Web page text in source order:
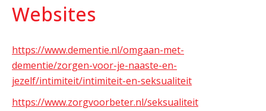
Websites
https://www.dementie.nl/omgaan-met-
dementie/zorgen-voor-je-naaste-en-
jezelf/intimiteit/intimiteit-en-seksualiteit
https://www.zorgvoorbeter.nl/seksualiteit